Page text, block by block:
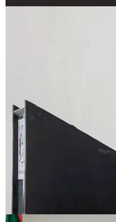
Compartir
Discusión sobre este post
Comentarios Restacks